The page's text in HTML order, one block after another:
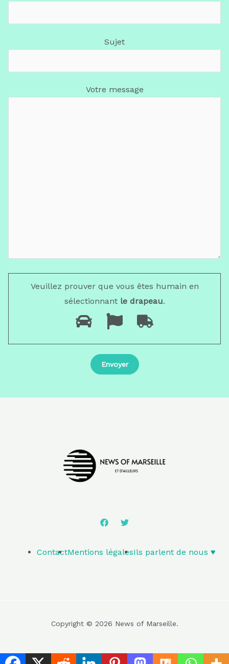
Sujet
Votre message
Veuillez prouver que vous êtes humain en
sélectionnantle drapeau.
ContactMentions légalesIls parlent de nous ♥️
Copyright © 2026 News of Marseille.